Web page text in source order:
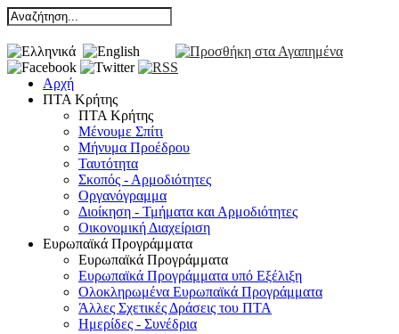
Αρχή
ΠΤΑ Κρήτης
ΠΤΑ Κρήτης
Μένουμε Σπίτι
Μήνυμα Προέδρου
Ταυτότητα
Σκοπός - Αρμοδιότητες
Οργανόγραμμα
Διοίκηση - Τμήματα και Αρμοδιότητες
Οικονομική Διαχείριση
Ευρωπαϊκά Προγράμματα
Ευρωπαϊκά Προγράμματα
Ευρωπαϊκά Προγράμματα υπό Εξέλιξη
Ολοκληρωμένα Ευρωπαϊκά Προγράμματα
Άλλες Σχετικές Δράσεις του ΠΤΑ
Ημερίδες - Συνέδρια